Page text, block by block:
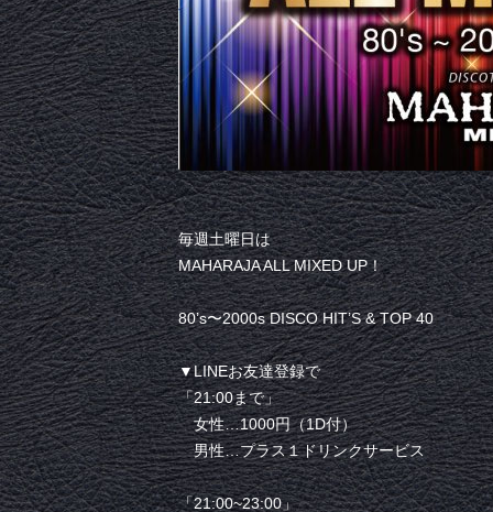
毎週土曜日は
MAHARAJA ALL MIXED UP！
80’s〜2000s DISCO HIT’S & TOP 40
▼LINEお友達登録で
「21:00まで」
女性…1000円（1D付）
男性…プラス１ドリンクサービス
「21:00~23:00」